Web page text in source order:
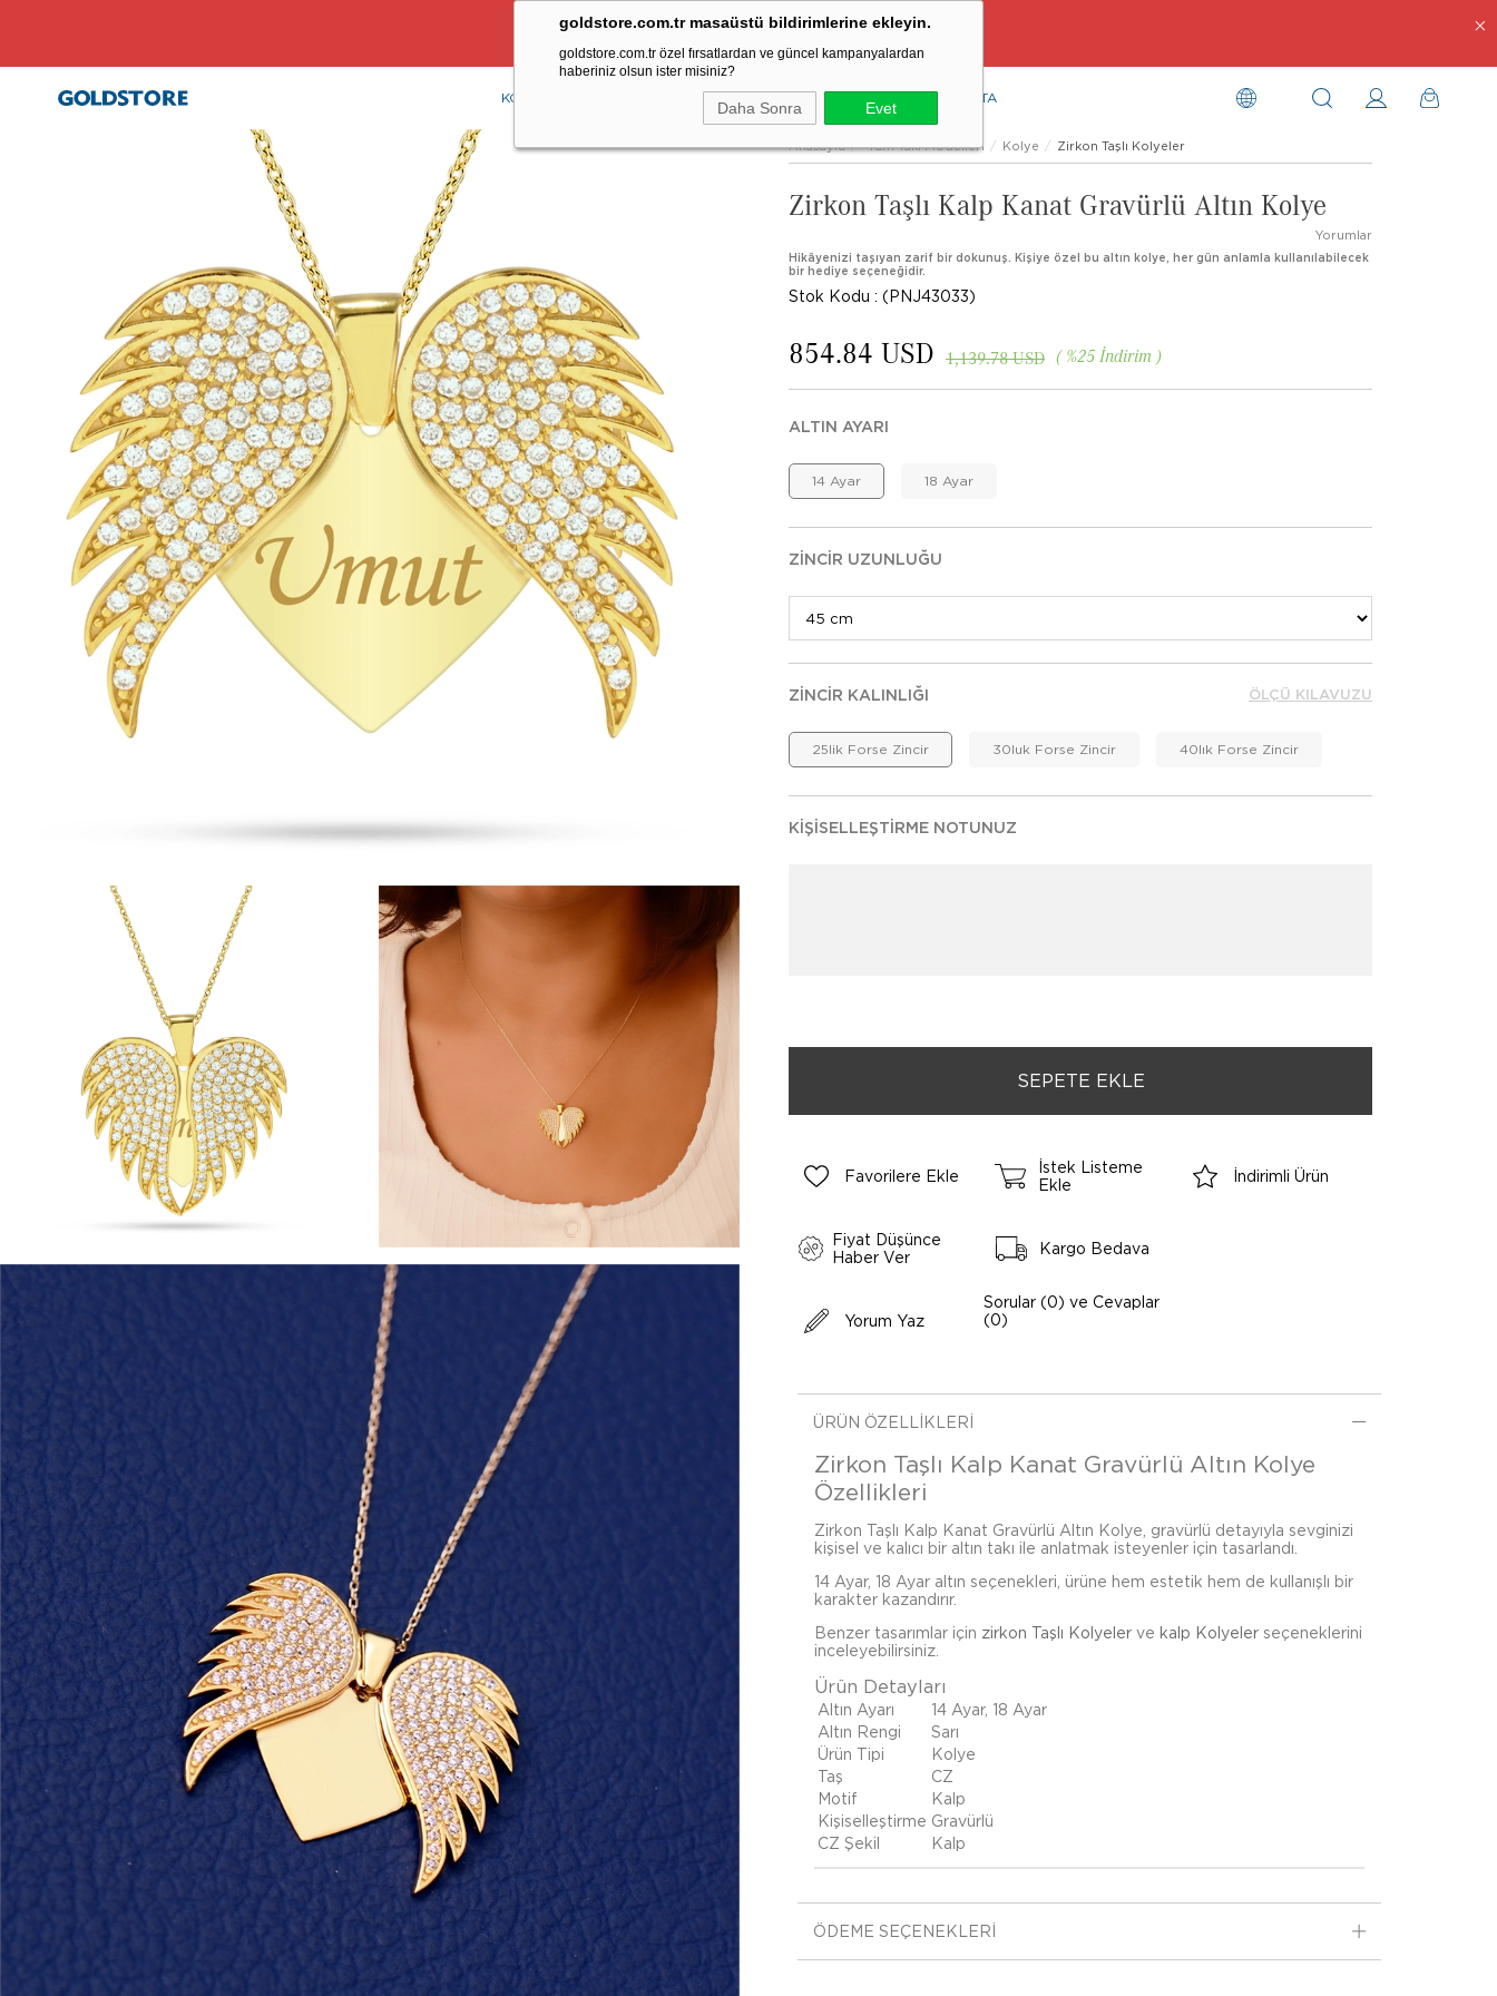
goldstore.com.tr masaüstü bildirimlerine ekleyin.
goldstore.com.tr özel fırsatlardan ve güncel kampanyalardan
haberiniz olsun ister misiniz?
Daha Sonra Evet
Ücretsiz Aynı Gün Kargo Fırsatı
KOLYE BİLEKLİK RENKLİ TAŞLAR PIRLANTA
Anasayfa Tüm Takı Modelleri Kolye Zirkon Taşlı Kolyeler
Zirkon Taşlı Kalp Kanat Gravürlü Altın Kolye
Yorumlar
Hikâyenizi taşıyan zarif bir dokunuş. Kişiye özel bu altın kolye, her gün anlamla kullanılabilecek
bir hediye seçeneğidir.
Stok Kodu (PNJ43033)
%25 İndirim
1,139.78 USD
854.84 USD
ALTIN AYARI
14 Ayar 18 Ayar
ZINCIR UZUNLUĞU
ZINCIR KALINLIĞI
25lik Forse Zincir 30luk Forse Zincir 40lık Forse Zincir
ÖLÇÜ KILAVUZU
KIŞISELLEŞTIRME NOTUNUZ
Favorilere Ekle
İstek Listeme
Ekle
İndirimli Ürün
Fiyat Düşünce
Haber Ver
Kargo Bedava
Yorum Yaz
Sorular (0) ve Cevaplar
(0)
ÜRÜN ÖZELLIKLERI
Zirkon Taşlı Kalp Kanat Gravürlü Altın Kolye
Özellikleri
Zirkon Taşlı Kalp Kanat Gravürlü Altın Kolye, gravürlü detayıyla sevginizi
kişisel ve kalıcı bir altın takı ile anlatmak isteyenler için tasarlandı.
14 Ayar, 18 Ayar altın seçenekleri, ürüne hem estetik hem de kullanışlı bir
karakter kazandırır.
Benzer tasarımlar için zirkon Taşlı Kolyeler ve kalp Kolyeler seçeneklerini
inceleyebilirsiniz.
Ürün Detayları
Altın Ayarı
14 Ayar, 18 Ayar
Altın Rengi
Sarı
Ürün Tipi
Kolye
Taş
CZ
Motif
Kalp
Kişiselleştirme Gravürlü
CZ Şekil
Kalp
ÖDEME SEÇENEKLERI